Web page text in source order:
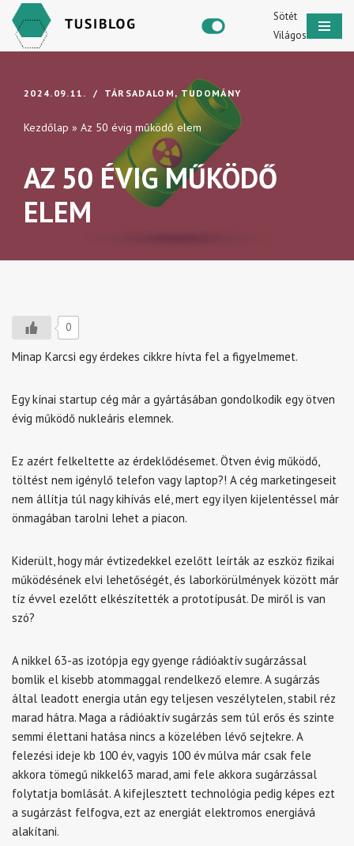
Skip
Sötét
Világos
2024.09.11. TÁRSADALOM ,TUDOMÁNY
Kezdőlap » Az 50 évig működő elem
AZ 50 ÉVIG MŰKÖDŐ
ELEM
0
Minap Karcsi egy érdekes cikkre hívta fel a figyelmemet.
Egy kínai startup cég már a gyártásában gondolkodik egy ötven
évig működő nukleáris elemnek.
Ez azért felkeltette az érdeklődésemet. Ötven évig működő,
töltést nem igénylő telefon vagy laptop?! A cég marketingeseit
nem állítja túl nagy kihívás elé, mert egy ilyen kijelentéssel már
önmagában tarolni lehet a piacon.
Kiderült, hogy már évtizedekkel ezelőtt leírták az eszköz fizikai
működésének elvi lehetőségét, és laborkörülmények között már
tíz évvel ezelőtt elkészítették a prototípusát. De miről is van
szó?
A nikkel 63-as izotópja egy gyenge rádióaktív sugárzással
bomlik el kisebb atommaggal rendelkező elemre. A sugárzás
által leadott energia után egy teljesen veszélytelen, stabil réz
marad hátra. Maga a rádióaktív sugárzás sem túl erős és szinte
semmi élettani hatása nincs a közelében lévő sejtekre. A
felezési ideje kb 100 év, vagyis 100 év múlva már csak fele
akkora tömegű nikkel63 marad, ami fele akkora sugárzással
folytatja bomlását. A kifejlesztett technológia pedig képes ezt
a sugárzást felfogva, ezt az energiát elektromos energiává
alakítani.